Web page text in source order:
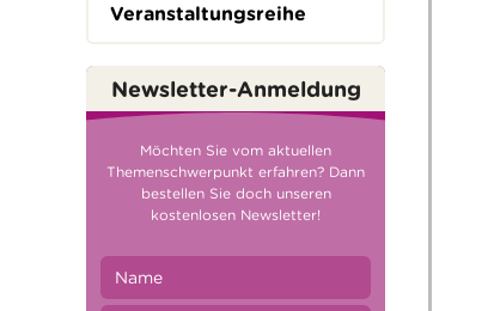
Veranstaltungsreihe
Newsletter-Anmeldung
Möchten Sie vom aktuellen
Themenschwerpunkt erfahren? Dann
bestellen Sie doch unseren
kostenlosen Newsletter!